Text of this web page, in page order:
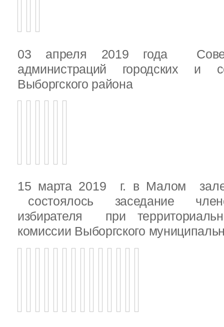
03 апреля 2019 года
администраций городских и
Выборгского района
15 марта 2019 г. в Малом
состоялось заседание
избирателя при
комиссии Выборгского